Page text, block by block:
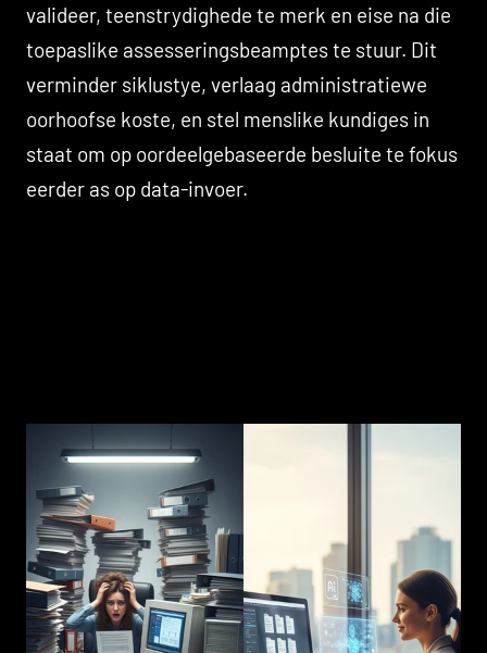
valideer, teenstrydighede te merk en eise na die
toepaslike assesseringsbeamptes te stuur. Dit
verminder siklustye, verlaag administratiewe
oorhoofse koste, en stel menslike kundiges in
staat om op oordeelgebaseerde besluite te fokus
eerder as op data-invoer.